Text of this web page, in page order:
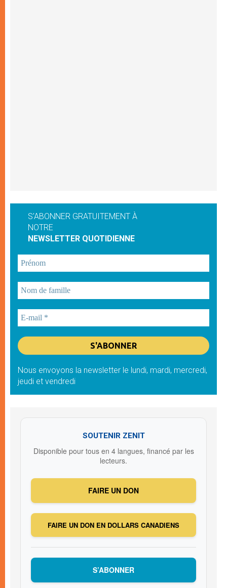
S'ABONNER GRATUITEMENT À
NOTRE
NEWSLETTER QUOTIDIENNE
Nous envoyons la newsletter le lundi, mardi, mercredi,
jeudi et vendredi
SOUTENIR ZENIT
Disponible pour tous en 4 langues, financé par les
lecteurs.
FAIRE UN DON
FAIRE UN DON EN DOLLARS CANADIENS
S’ABONNER